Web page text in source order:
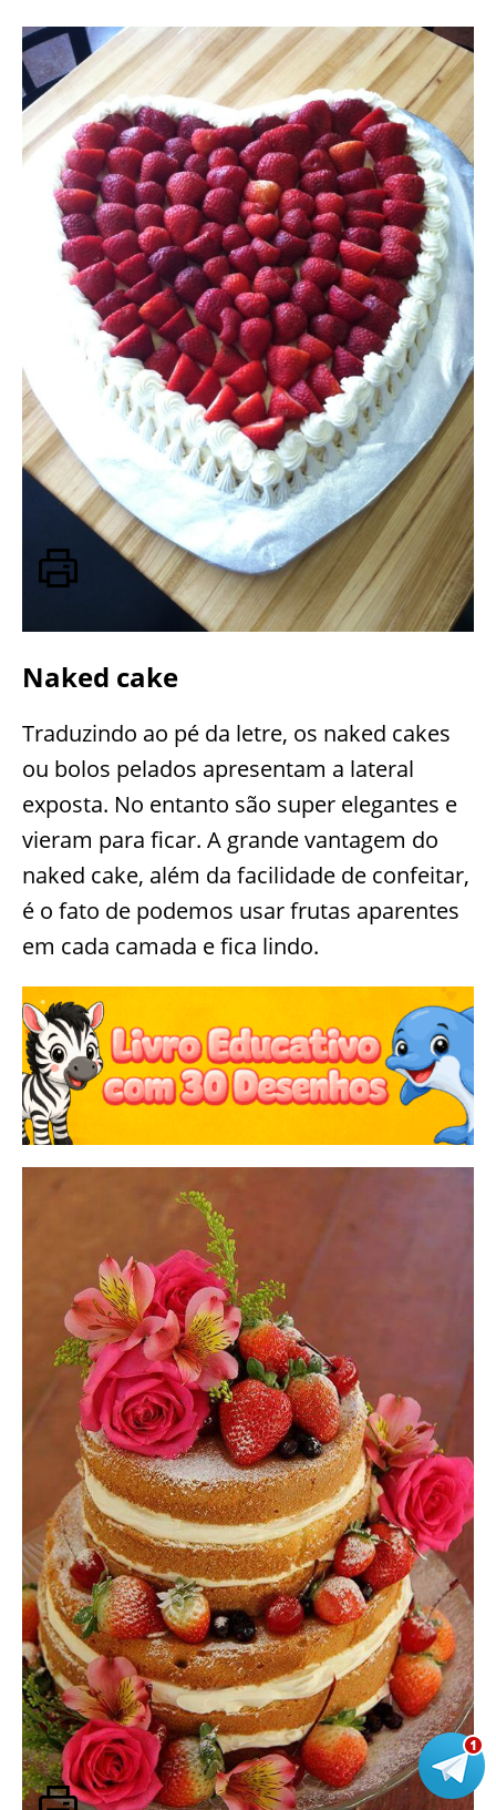
Naked cake
Traduzindo ao pé da letre, os naked cakes
ou bolos pelados apresentam a lateral
exposta. No entanto são super elegantes e
vieram para ficar. A grande vantagem do
naked cake, além da facilidade de confeitar,
é o fato de podemos usar frutas aparentes
em cada camada e fica lindo.